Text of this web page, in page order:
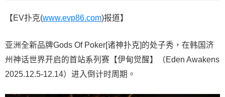
【EV扑克(www.evp86.com)报道】
亚洲全新品牌Gods Of Poker[诸神扑克]的处子秀，在韩国济
州神话世界开启的首站系列赛【伊甸觉醒】（Eden Awakens
2025.12.5-12.14）进入倒计时周期。